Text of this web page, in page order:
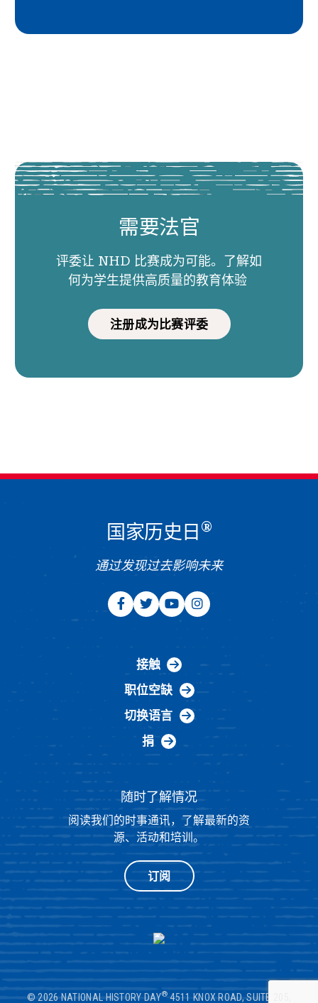
需要法官
评委让 NHD 比赛成为可能。了解如
何为学生提供高质量的教育体验
注册成为比赛评委
国家历史日 ®
通过发现过去影响未来
接触
职位空缺
切换语言
捐
随时了解情况
阅读我们的时事通讯，了解最新的资
源、活动和培训。
订阅
© 2026 NATIONAL HISTORY DAY® 4511 KNOX ROAD, SUITE 205,